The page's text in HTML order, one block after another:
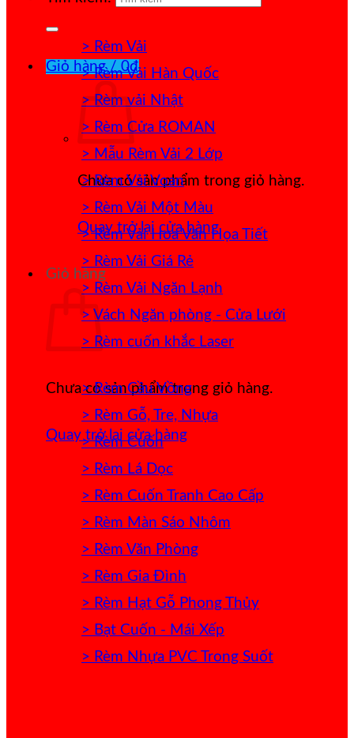
Giỏ hàng /0₫
Chưa có sản phẩm trong giỏ hàng.
Quay trở lại cửa hàng
Giỏ hàng
Chưa có sản phẩm trong giỏ hàng.
Quay trở lại cửa hàng
> Rèm Vải
> Rèm Vải Hàn Quốc
> Rèm vải Nhật
> Rèm Cửa ROMAN
> Mẫu Rèm Vải 2 Lớp
> Rèm Vải Voan
> Rèm Vải Một Màu
> Rèm Vải Hoa Văn Họa Tiết
> Rèm Vải Giá Rẻ
> Rèm Vải Ngăn Lạnh
> Vách Ngăn phòng - Cửa Lưới
> Rèm cuốn khắc Laser
> Rèm Cầu Vồng
> Rèm Gỗ, Tre, Nhựa
> Rèm Cuốn
> Rèm Lá Dọc
> Rèm Cuốn Tranh Cao Cấp
> Rèm Màn Sáo Nhôm
> Rèm Văn Phòng
> Rèm Gia Đình
> Rèm Hạt Gỗ Phong Thủy
> Bạt Cuốn - Mái Xếp
> Rèm Nhựa PVC Trong Suốt